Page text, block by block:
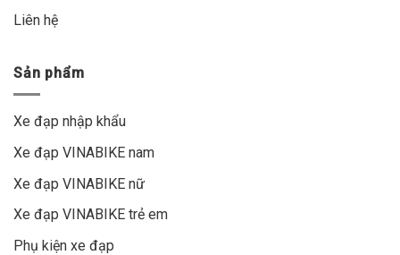
Liên hệ
Sản phẩm
Xe đạp nhập khẩu
Xe đạp VINABIKE nam
Xe đạp VINABIKE nữ
Xe đạp VINABIKE trẻ em
Phụ kiện xe đạp